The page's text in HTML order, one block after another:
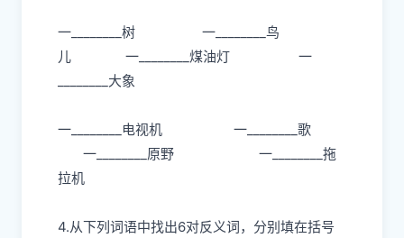
一________树 一________鸟
儿
一________煤油灯 一
________大象
一________电视机
一________歌
一________原野 一________拖
拉机
4.从下列词语中找出6对反义词，分别填在括号